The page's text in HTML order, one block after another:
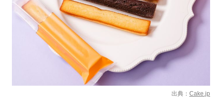
出典： Cake.jp